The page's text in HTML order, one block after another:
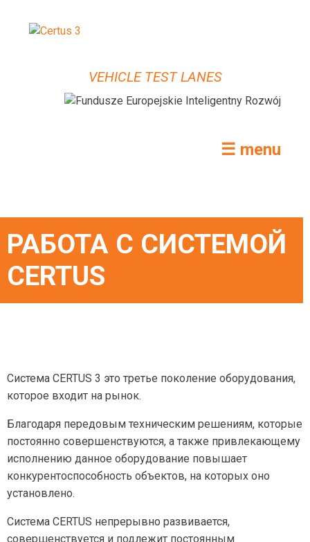
VEHICLE TEST LANES
☰ menu
РАБОТА С СИСТЕМОЙ
CERTUS
Система CERTUS 3 это третье поколение оборудования,
которое входит на рынок.
Благодаря передовым техническим решениям, которые
постоянно совершенствуются, а также привлекающему
исполнению данное оборудование повышает
конкурентоспособность объектов, на которых оно
установлено.
Система CERTUS непрерывно развивается,
совершенствуется и подлежит постоянным